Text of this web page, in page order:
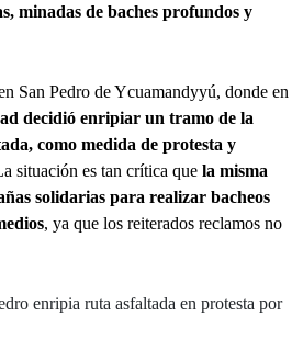
minadas de baches profundos y
San Pedro de Ycuamandyyú, donde en
decidió enripiar un tramo de la
como medida de protesta y
situación es tan crítica que la misma
solidarias para realizar bacheos
, ya que los reiterados reclamos no
enripia ruta asfaltada en protesta por